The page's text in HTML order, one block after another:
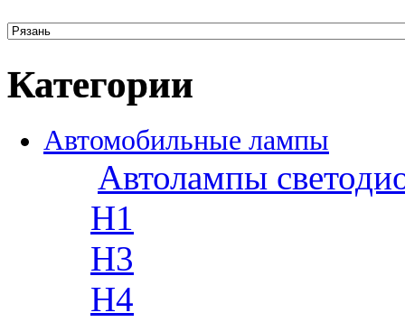
Категории
Автомобильные лампы
Автолампы
H1
H3
H4